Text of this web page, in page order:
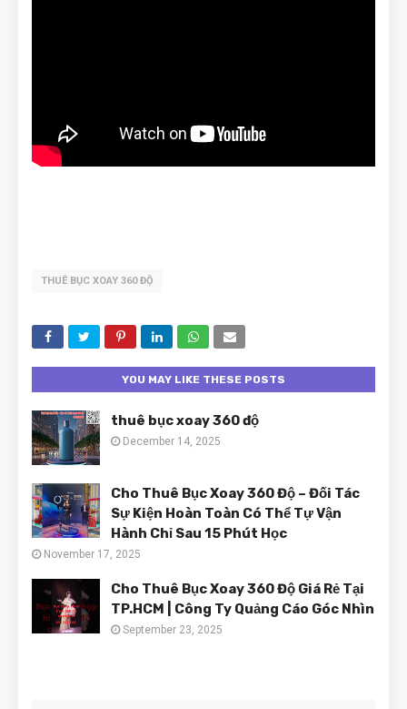
THUÊ BỤC XOAY 360 ĐỘ
YOU MAY LIKE THESE POSTS
thuê bục xoay 360 độ
December 14, 2025
Cho Thuê Bục Xoay 360 Độ – Đối Tác
Sự Kiện Hoàn Toàn Có Thể Tự Vận
Hành Chỉ Sau 15 Phút Học
November 17, 2025
Cho Thuê Bục Xoay 360 Độ Giá Rẻ Tại
TP.HCM | Công Ty Quảng Cáo Góc Nhìn
September 23, 2025